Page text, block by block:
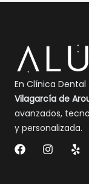
En Clínica
Vilagarcía de
avanzados,
y personalizada.
F
a
I Y
e